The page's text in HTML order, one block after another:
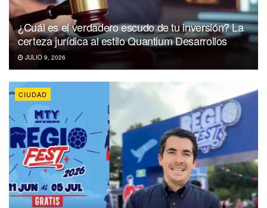
¿Cuál es el verdadero escudo de tu inversión? La
certeza jurídica al estilo Quantium Desarrollos
JULIO 9, 2026
CIUDAD